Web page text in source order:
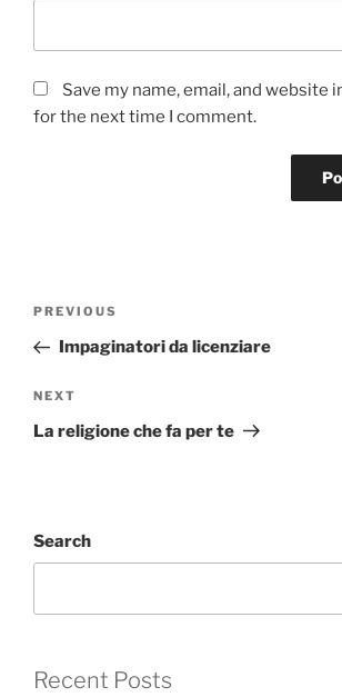
Save my name, email, and website
for the next time I comment.
Previous
Post
PREVIOUS
Impaginatori da licenziare
Next
Post
NEXT
La religione che fa per te
Search
Recent Posts